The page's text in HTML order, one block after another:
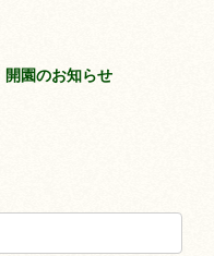
園のお知らせ